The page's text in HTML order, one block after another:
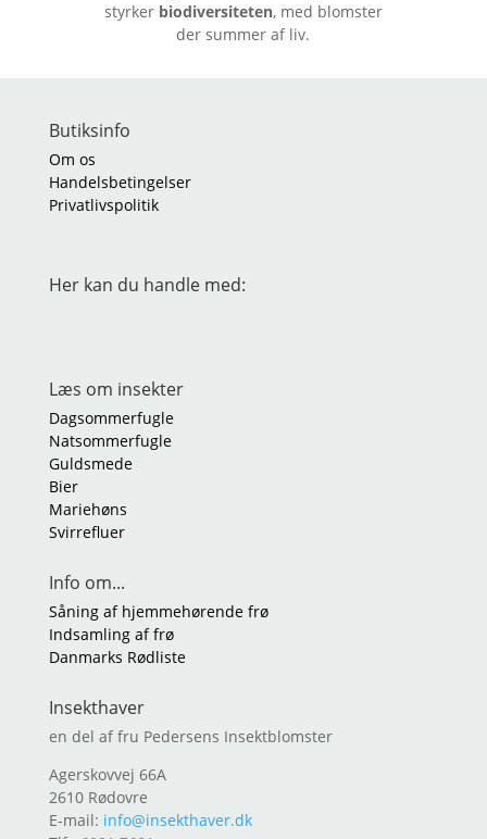
styrker biodiversiteten, med blomster
der summer af liv.
Butiksinfo
Om os
Handelsbetingelser
Privatlivspolitik
Her kan du handle med:
Læs om insekter
Dagsommerfugle
Natsommerfugle
Guldsmede
Bier
Mariehøns
Svirrefluer
Info om...
Såning af hjemmehørende frø
Indsamling af frø
Danmarks Rødliste
Insekthaver
en del af fru Pedersens Insektblomster
Agerskovvej 66A
2610 Rødovre
E-mail: info@insekthaver.dk